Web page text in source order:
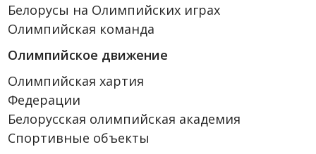
Белорусы на Олимпийских играх
Олимпийская команда
Олимпийское движение
Олимпийская хартия
Федерации
Белорусская олимпийская академия
Спортивные объекты